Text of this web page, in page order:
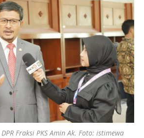
Fraksi PKS Amin Ak. Foto: istimewa